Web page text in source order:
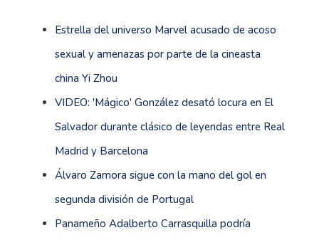
Estrella del universo Marvel acusado de acoso
sexual y amenazas por parte de la cineasta
china Yi Zhou
VIDEO: 'Mágico' González desató locura en El
Salvador durante clásico de leyendas entre Real
Madrid y Barcelona
Álvaro Zamora sigue con la mano del gol en
segunda división de Portugal
Panameño Adalberto Carrasquilla podría